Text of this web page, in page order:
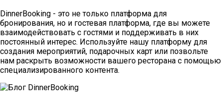
DinnerBooking - это не только платформа для
бронирования, но и гостевая платформа, где вы можете
взаимодействовать с гостями и поддерживать в них
постоянный интерес. Используйте нашу платформу для
создания мероприятий, подарочных карт или позвольте
нам раскрыть возможности вашего ресторана с помощью
специализированного контента.